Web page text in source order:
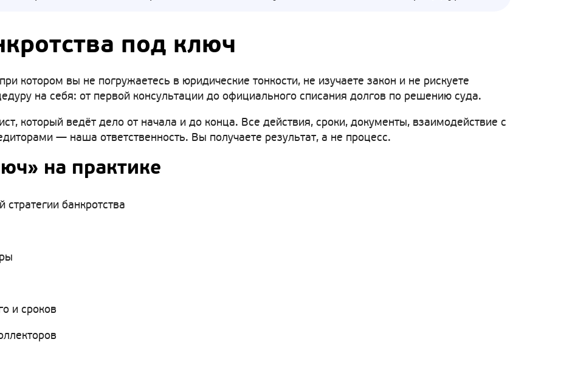
под ключ
котором вы не погружаетесь в юридические тонкости, не изучаете закон и не рискуете
на себя: от первой консультации до официального списания долгов по решению суда.
который ведёт дело от начала и до конца. Все действия, сроки, документы, взаимодействие с
— наша ответственность. Вы получаете результат, а не процесс.
на практике
банкротства
и сроков